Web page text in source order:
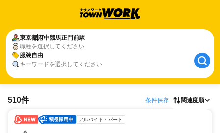
東京都府中競馬正門前駅
職種を選択してください
服装自由
キーワードを選択してください
510件 条件保存 関連度順
アルバイト・パート